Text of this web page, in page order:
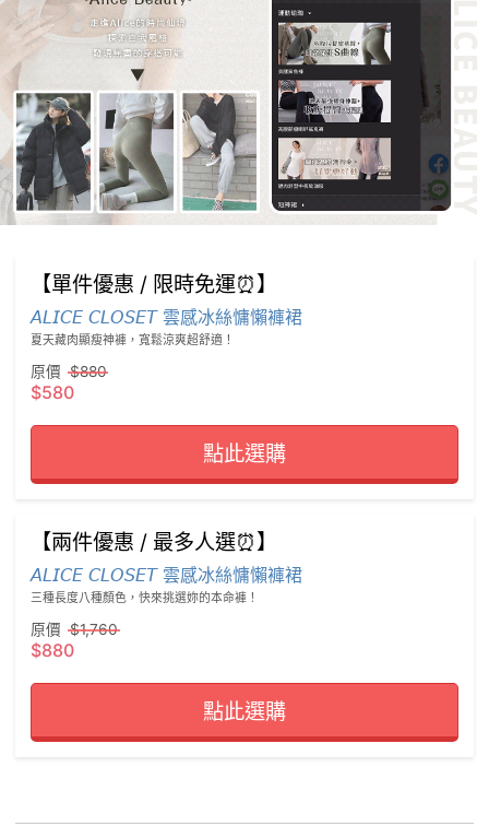
【單件優惠 / 限時免運⏰】
𝘈𝘓𝘐𝘊𝘌 𝘊𝘓𝘖𝘚𝘌𝘛 雲感冰絲慵懶褲裙
夏天藏肉顯瘦神褲，寬鬆涼爽超舒適！
原價 $880
$580
點此選購
【兩件優惠 / 最多人選⏰】
𝘈𝘓𝘐𝘊𝘌 𝘊𝘓𝘖𝘚𝘌𝘛 雲感冰絲慵懶褲裙
三種長度八種顏色，快來挑選妳的本命褲！
原價 $1,760
$880
點此選購